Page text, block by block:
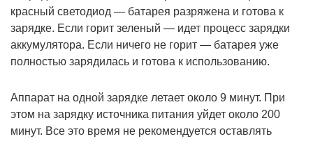
красный светодиод — батарея разряжена и готова к
зарядке. Если горит зеленый — идет процесс зарядки
аккумулятора. Если ничего не горит — батарея уже
полностью зарядилась и готова к использованию.
Аппарат на одной зарядке летает около 9 минут. При
этом на зарядку источника питания уйдет около 200
минут. Все это время не рекомендуется оставлять